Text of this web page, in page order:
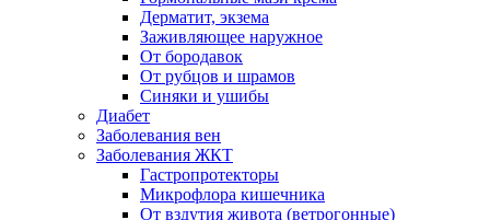
Дерматит, экзема
Заживляющее наружное
От бородавок
От рубцов и шрамов
Синяки и ушибы
Диабет
Заболевания вен
Заболевания ЖКТ
Гастропротекторы
Микрофлора кишечника
От вздутия живота (ветрогонные)